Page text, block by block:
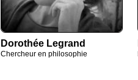
Dorothée Legrand
Chercheur en philosophie